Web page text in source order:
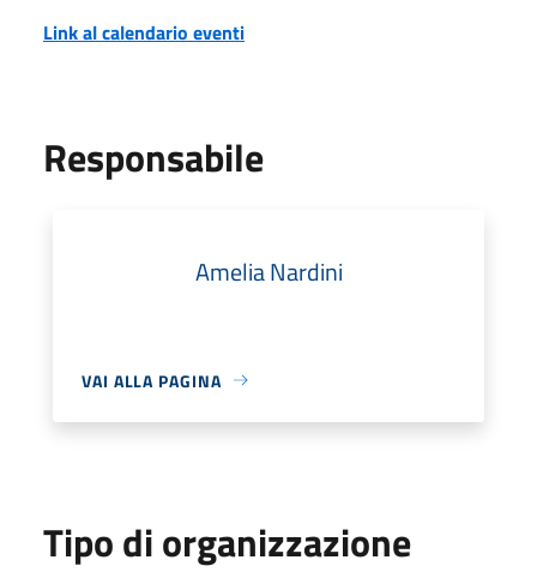
Link al calendario eventi
Responsabile
Amelia Nardini
VAI ALLA PAGINA
Tipo di organizzazione